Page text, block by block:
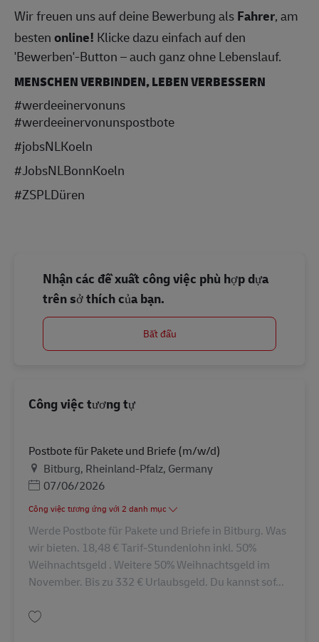
Wir freuen uns auf deine Bewerbung alsFahrer, am
bestenonline! Klicke dazu einfach auf den
'Bewerben'-Button – auch ganz ohne Lebenslauf.
MENSCHEN VERBINDEN, LEBEN VERBESSERN
#werdeeinervonuns
#werdeeinervonunspostbote
#jobsNLKoeln
#JobsNLBonnKoeln
#ZSPLDüren
Nhận các đề xuất công việc phù hợp dựa
trên sở thích của bạn.
Bắt đầu
Công việc tương tự
Postbote für Pakete und Briefe (m/w/d)
Địa điểm
Bitburg, Rheinland-Pfalz, Germany
Posted Date
07/06/2026
Công việc tương ứng với 2 danh mục
Werde Postbote für Pakete und Briefe in Bitburg. Was
wir bieten. 18,48 € Tarif-Stundenlohn inkl. 50%
Weihnachtsgeld . Weitere 50% Weihnachtsgeld im
November. Bis zu 332 € Urlaubsgeld. Du kannst sof...